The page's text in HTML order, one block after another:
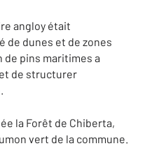
angloy était
de dunes et de zones
de pins maritimes a
de structurer
la Forêt de Chiberta,
vert de la commune.